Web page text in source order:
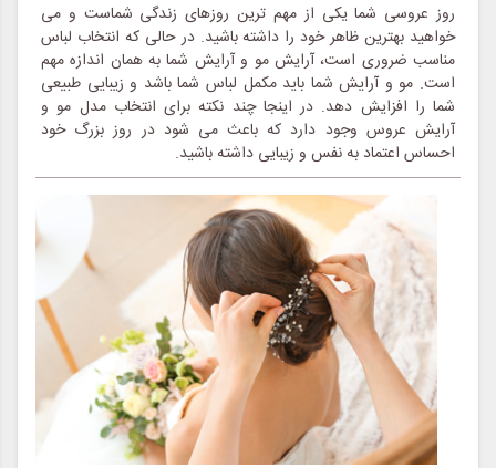
روز عروسی شما یکی از مهم ترین روزهای زندگی شماست و می
خواهید بهترین ظاهر خود را داشته باشید. در حالی که انتخاب لباس
مناسب ضروری است، آرایش مو و آرایش شما به همان اندازه مهم
است. مو و آرایش شما باید مکمل لباس شما باشد و زیبایی طبیعی
شما را افزایش دهد. در اینجا چند نکته برای انتخاب مدل مو و
آرایش عروس وجود دارد که باعث می شود در روز بزرگ خود
احساس اعتماد به نفس و زیبایی داشته باشید.